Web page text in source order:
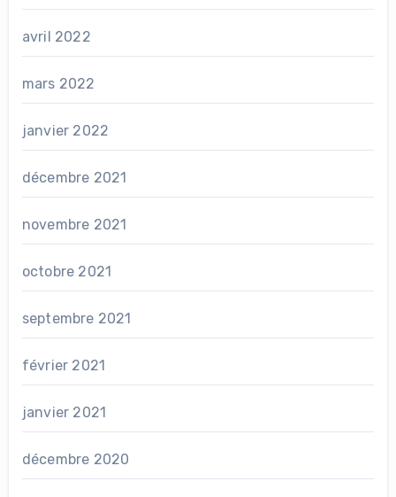
avril 2022
mars 2022
janvier 2022
décembre 2021
novembre 2021
octobre 2021
septembre 2021
février 2021
janvier 2021
décembre 2020